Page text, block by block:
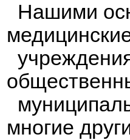
Нашими
многие